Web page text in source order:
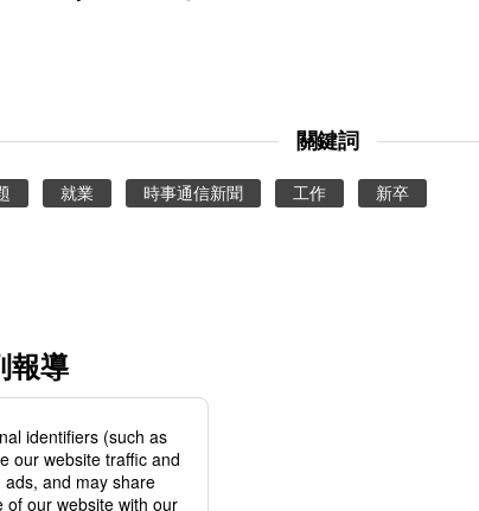
關鍵詞
就業 時事通信新聞 工作 新卒
報導